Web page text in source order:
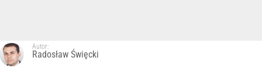
Autor:
Radosław Święcki